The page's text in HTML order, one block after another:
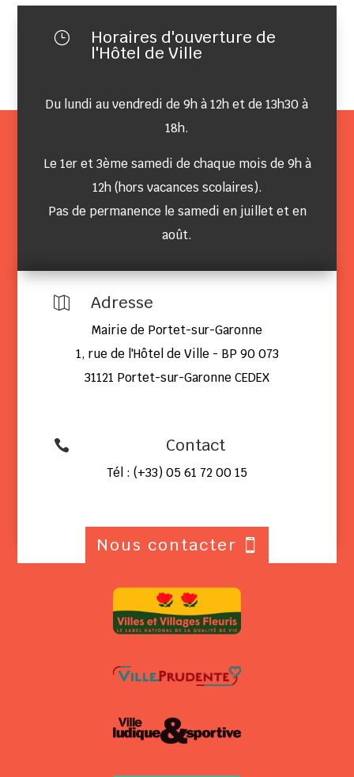
} Horaires d'ouverture de
l'Hôtel de Ville
Du lundi au vendredi de 9h à 12h et de 13h30 à
18h.
Le 1er et 3ème samedi de chaque mois de 9h à
12h (hors vacances scolaires).
Pas de permanence le samedi en juillet et en
août.
 Adresse
Mairie de Portet-sur-Garonne
1, rue de l'Hôtel de Ville - BP 90 073
31121 Portet-sur-Garonne CEDEX
 Contact
Tél : (+33) 05 61 72 00 15
Nous contacter